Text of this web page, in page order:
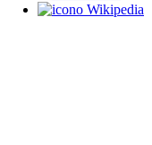
Wikipedia